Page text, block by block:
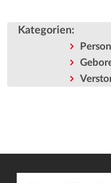
Kategorien:
Person